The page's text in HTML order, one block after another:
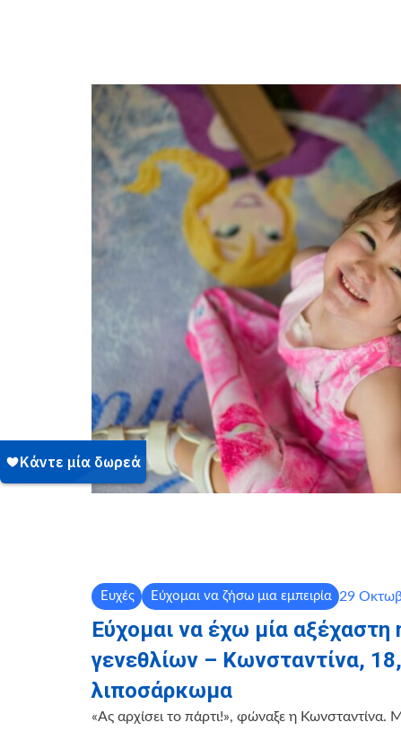
Ευχές Εύχομαι να ζήσω μια εμπειρία 29
Εύχομαι να έχω μία αξέχαστη
γενεθλίων – Κωνσταντίνα,
λιποσάρκωμα
«Ας αρχίσει το πάρτι!», φώναξε η Κωνσταντίνα.